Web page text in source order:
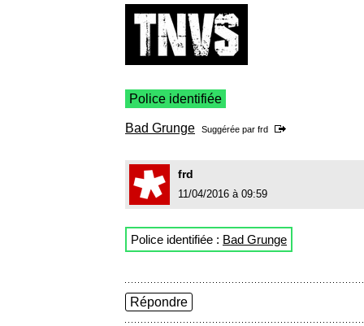
Police identifiée
Bad Grunge Suggérée par frd
frd
11/04/2016 à 09:59
Police identifiée : Bad Grunge
Répondre